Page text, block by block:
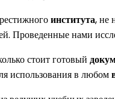
института, не
Проведенные нами
стоит готовый
использования в любом